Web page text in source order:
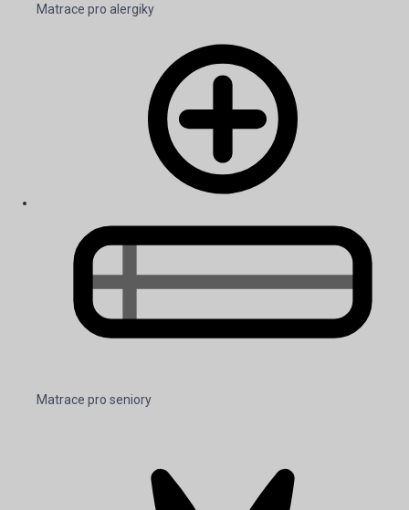
Matrace pro alergiky
Matrace pro seniory